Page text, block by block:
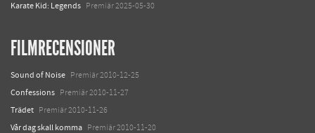
Karate Kid: Legends Premiär 2025-05-30
FILMRECENSIONER
Sound of Noise Premiär 2010-12-25
Confessions Premiär 2010-11-27
Trädet Premiär 2010-11-26
Vår dag skall komma Premiär 2010-11-20